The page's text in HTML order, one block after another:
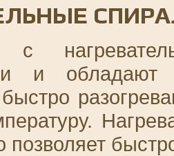
с
и обладают
позволяет